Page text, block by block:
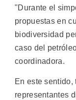
"Durante el
propuestas en
biodiversidad
caso del
coordinadora.
En este
representantes